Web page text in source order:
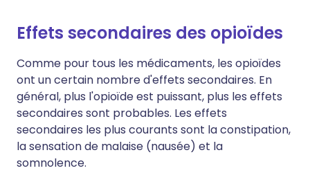
Effets secondaires des opioïdes
Comme pour tous les médicaments, les opioïdes
ont un certain nombre d'effets secondaires. En
général, plus l'opioïde est puissant, plus les effets
secondaires sont probables. Les effets
secondaires les plus courants sont la constipation,
la sensation de malaise (nausée) et la
somnolence.